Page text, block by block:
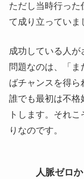
ただし当時行った
て成り立っていま
成功している人が
問題なのは、「
ばチャンスを得ら
誰でも最初は不格
トします。それ
りなのです。
人脈ゼロ